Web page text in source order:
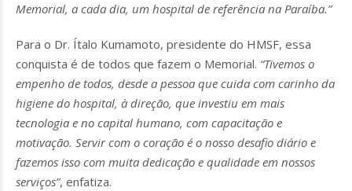
Memorial, a cada dia, um hospital de referência na Paraíba.”
Para o Dr. Ítalo Kumamoto, presidente do HMSF, essa
conquista é de todos que fazem o Memorial. “Tivemos o
empenho de todos, desde a pessoa que cuida com carinho da
higiene do hospital, à direção, que investiu em mais
tecnologia e no capital humano, com capacitação e
motivação. Servir com o coração é o nosso desafio diário e
fazemos isso com muita dedicação e qualidade em nossos
serviços”, enfatiza.